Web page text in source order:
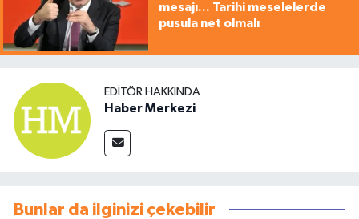
mesajı... Tarihi meselelerde
pusula net olmalı
EDITÖR HAKKINDA
Haber Merkezi
Bunlar da ilginizi çekebilir